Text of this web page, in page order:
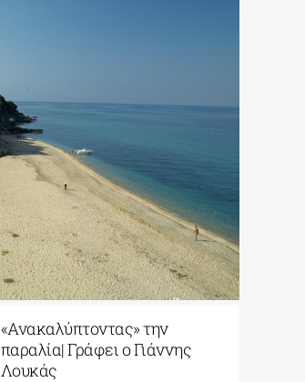
«Ανακαλύπτοντας» την
παραλία| Γράφει ο Γιάννης
Λουκάς